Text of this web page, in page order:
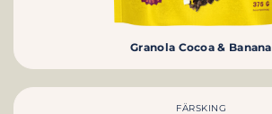
Granola Cocoa & Banana
FÄRSKING